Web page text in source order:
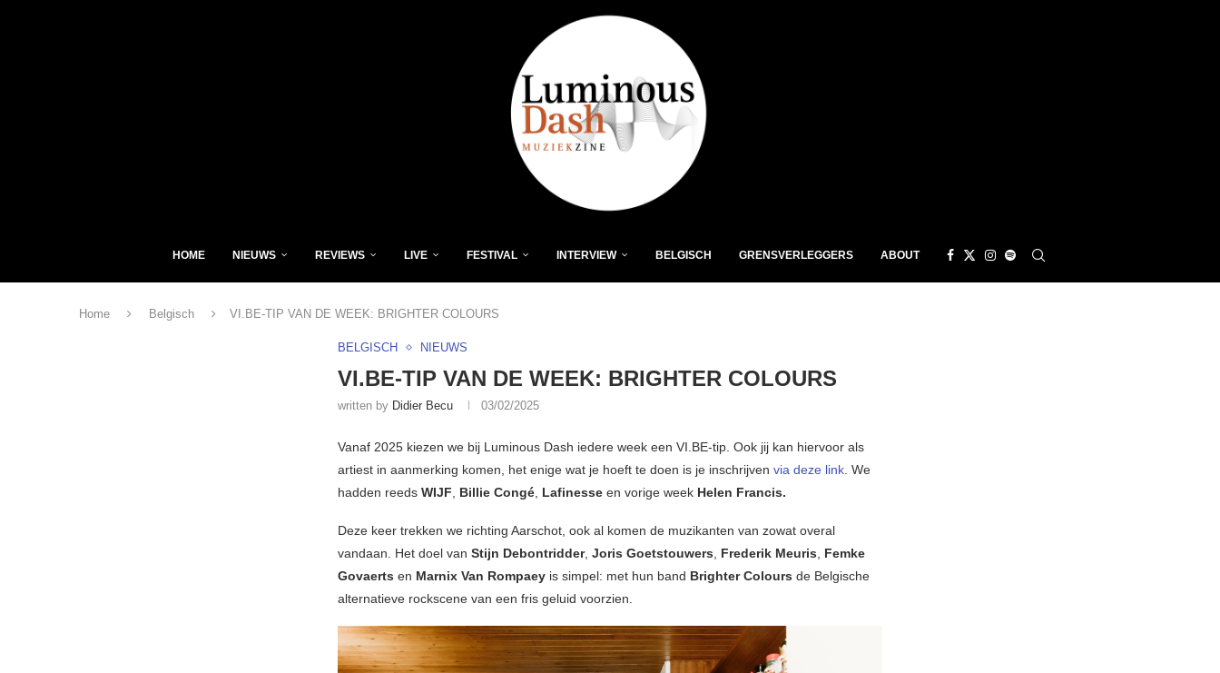
HOME NIEUWS REVIEWS LIVE FESTIVAL INTERVIEW BELGISCH GRENSVERLEGGERS ABOUT
Home Belgisch VI.BE-TIP VAN DE WEEK: BRIGHTER COLOURS
BELGISCH NIEUWS
VI.BE-TIP VAN DE WEEK: BRIGHTER COLOURS
written by Didier Becu 03/02/2025
Vanaf 2025 kiezen we bij Luminous Dash iedere week een VI.BE-tip. Ook jij kan hiervoor als
artiest in aanmerking komen, het enige wat je hoeft te doen is je inschrijven via deze link. We
hadden reeds WIJF, Billie Congé, Lafinesse en vorige week Helen Francis.
Deze keer trekken we richting Aarschot, ook al komen de muzikanten van zowat overal
vandaan. Het doel van Stijn Debontridder, Joris Goetstouwers, Frederik Meuris, Femke
Govaerts en Marnix Van Rompaey is simpel: met hun band Brighter Colours de Belgische
alternatieve rockscene van een fris geluid voorzien.